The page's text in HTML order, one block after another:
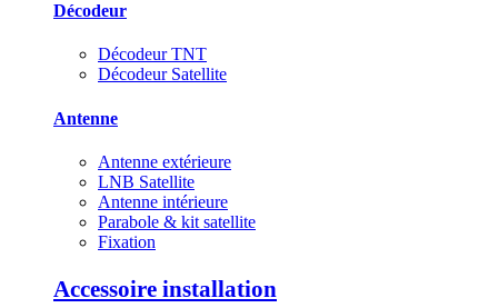
Décodeur
Décodeur TNT
Décodeur Satellite
Antenne
Antenne extérieure
LNB Satellite
Antenne intérieure
Parabole & kit satellite
Fixation
Accessoire installation